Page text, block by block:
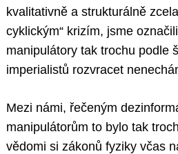
kvalitativně a strukturálně
cyklickým“ krizím, jsme
manipulátory tak trochu podle
imperialistů rozvracet
Mezi námi, řečeným
manipulátorům to bylo tak
vědomi si zákonů fyziky včas